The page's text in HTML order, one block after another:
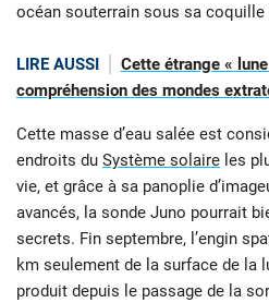
océan souterrain sous sa coquille
LIRE AUSSI
Cette étrange «
compréhension des mondes
Cette masse d’eau salée est
endroits du Système solaire les
vie, et grâce à sa panoplie
avancés, la sonde Juno pourrait
secrets. Fin septembre, l’engin
km seulement de la surface de la
produit depuis le passage de la